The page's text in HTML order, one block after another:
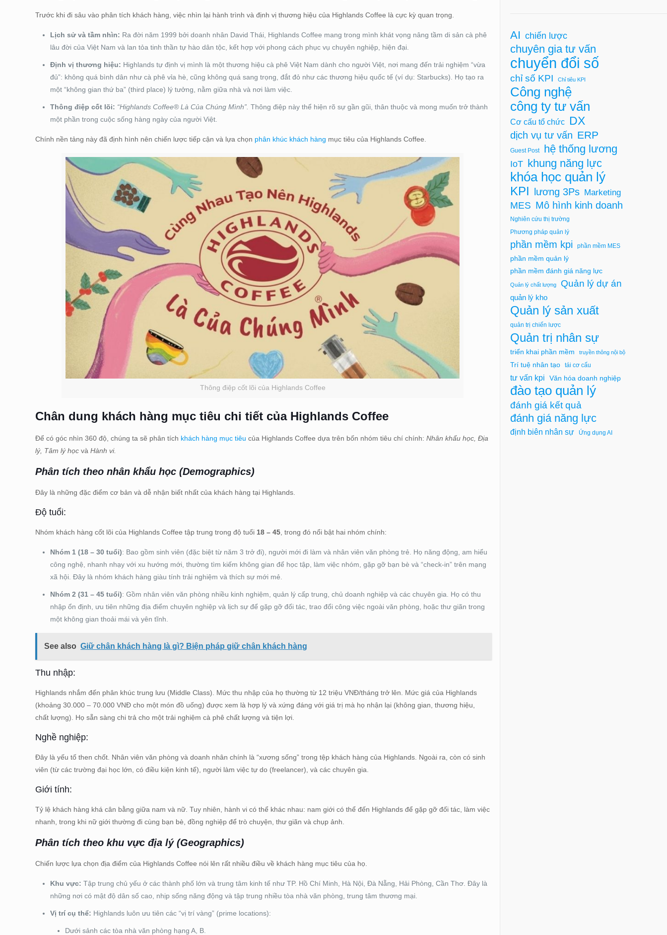
Trước khi đi sâu vào phân tích khách hàng, việc nhìn lại hành trình và định vị thương hiệu của Highlands Coffee là cực kỳ quan trọng.
Lịch sử và tầm nhìn: Ra đời năm 1999 bởi doanh nhân David Thái, Highlands Coffee mang trong mình khát vọng nâng tầm di sản cà phê
lâu đời của Việt Nam và lan tỏa tinh thần tự hào dân tộc, kết hợp với phong cách phục vụ chuyên nghiệp, hiện đại.
Định vị thương hiệu: Highlands tự định vị mình là một thương hiệu cà phê Việt Nam dành cho người Việt, nơi mang đến trải nghiệm “vừa
đủ”: không quá bình dân như cà phê vỉa hè, cũng không quá sang trọng, đắt đỏ như các thương hiệu quốc tế (ví dụ: Starbucks). Họ tạo ra
một “không gian thứ ba” (third place) lý tưởng, nằm giữa nhà và nơi làm việc.
Thông điệp cốt lõi: “Highlands Coffee® Là Của Chúng Mình”. Thông điệp này thể hiện rõ sự gần gũi, thân thuộc và mong muốn trở thành
một phần trong cuộc sống hàng ngày của người Việt.
Chính nền tảng này đã định hình nên chiến lược tiếp cận và lựa chọn phân khúc khách hàng mục tiêu của Highlands Coffee.
Thông điệp cốt lõi của Highlands Coffee
Chân dung khách hàng mục tiêu chi tiết của Highlands Coffee
Để có góc nhìn 360 độ, chúng ta sẽ phân tích khách hàng mục tiêu của Highlands Coffee dựa trên bốn nhóm tiêu chí chính:Nhân khẩu học, Địa
lý, Tâm lý học và Hành vi.
Phân tích theo nhân khẩu học (Demographics)
Đây là những đặc điểm cơ bản và dễ nhận biết nhất của khách hàng tại Highlands.
Độ tuổi:
Nhóm khách hàng cốt lõi của Highlands Coffee tập trung trong độ tuổi 18 – 45, trong đó nổi bật hai nhóm chính:
Nhóm 1 (18 – 30 tuổi): Bao gồm sinh viên (đặc biệt từ năm 3 trở đi), người mới đi làm và nhân viên văn phòng trẻ. Họ năng động, am hiểu
công nghệ, nhanh nhạy với xu hướng mới, thường tìm kiếm không gian để học tập, làm việc nhóm, gặp gỡ bạn bè và “check-in” trên mạng
xã hội. Đây là nhóm khách hàng giàu tính trải nghiệm và thích sự mới mẻ.
Nhóm 2 (31 – 45 tuổi): Gồm nhân viên văn phòng nhiều kinh nghiệm, quản lý cấp trung, chủ doanh nghiệp và các chuyên gia. Họ có thu
nhập ổn định, ưu tiên những địa điểm chuyên nghiệp và lịch sự để gặp gỡ đối tác, trao đổi công việc ngoài văn phòng, hoặc thư giãn trong
một không gian thoải mái và yên tĩnh.
See also Giữ chân khách hàng là gì? Biện pháp giữ chân khách hàng
Thu nhập:
Highlands nhắm đến phân khúc trung lưu (Middle Class). Mức thu nhập của họ thường từ 12 triệu VNĐ/tháng trở lên. Mức giá của Highlands
(khoảng 30.000 – 70.000 VNĐ cho một món đồ uống) được xem là hợp lý và xứng đáng với giá trị mà họ nhận lại (không gian, thương hiệu,
chất lượng). Họ sẵn sàng chi trả cho một trải nghiệm cà phê chất lượng và tiện lợi.
Nghề nghiệp:
Đây là yếu tố then chốt. Nhân viên văn phòng và doanh nhân chính là “xương sống” trong tệp khách hàng của Highlands. Ngoài ra, còn có sinh
viên (từ các trường đại học lớn, có điều kiện kinh tế), người làm việc tự do (freelancer), và các chuyên gia.
Giới tính:
Tỷ lệ khách hàng khá cân bằng giữa nam và nữ. Tuy nhiên, hành vi có thể khác nhau: nam giới có thể đến Highlands để gặp gỡ đối tác, làm việc
nhanh, trong khi nữ giới thường đi cùng bạn bè, đồng nghiệp để trò chuyện, thư giãn và chụp ảnh.
Phân tích theo khu vực địa lý (Geographics)
Chiến lược lựa chọn địa điểm của Highlands Coffee nói lên rất nhiều điều về khách hàng mục tiêu của họ.
Khu vực: Tập trung chủ yếu ở các thành phố lớn và trung tâm kinh tế như TP. Hồ Chí Minh, Hà Nội, Đà Nẵng, Hải Phòng, Cần Thơ. Đây là
những nơi có mật độ dân số cao, nhịp sống năng động và tập trung nhiều tòa nhà văn phòng, trung tâm thương mại.
Vị trí cụ thể: Highlands luôn ưu tiên các “vị trí vàng” (prime locations):
Dưới sảnh các tòa nhà văn phòng hạng A, B.
AI chiến lược
chuyên gia tư vấn
chuyển đổi số
chỉ số KPI Chỉ tiêu KPI
Công nghệ
công ty tư vấn
Cơ cấu tổ chức DX
dịch vụ tư vấn ERP
Guest Post hệ thống lương
IoT khung năng lực
khóa học quản lý
KPI lương 3Ps Marketing
MES Mô hình kinh doanh
Nghiên cứu thị trường
Phương pháp quản lý
phần mềm kpi phần mềm MES
phần mềm quản lý
phần mềm đánh giá năng lực
Quản lý chất lượng Quản lý dự án
quản lý kho
Quản lý sản xuất
quản trị chiến lược
Quản trị nhân sự
triển khai phần mềm truyền thông nội bộ
Trí tuệ nhân tạo tái cơ cấu
tư vấn kpi Văn hóa doanh nghiệp
đào tạo quản lý
đánh giá kết quả
đánh giá năng lực
định biên nhân sự Ứng dụng AI